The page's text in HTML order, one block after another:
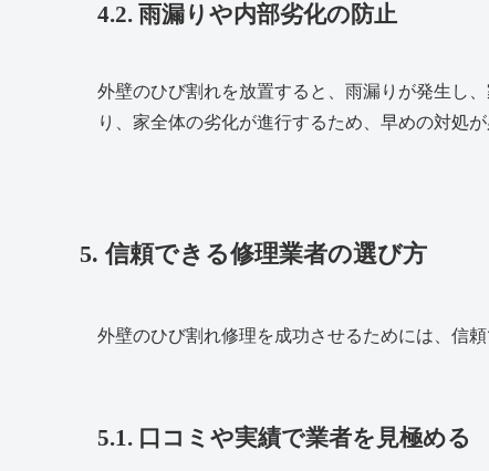
4.2. 雨漏りや内部劣化の防止
外壁のひび割れを放置すると、雨漏りが発生し
り、家全体の劣化が進行するため、早めの対処が
5. 信頼できる修理業者の選び方
外壁のひび割れ修理を成功させるためには、信
5.1. 口コミや実績で業者を見極める